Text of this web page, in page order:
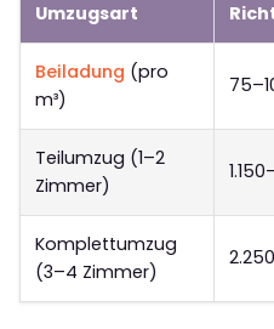
Umzugsart
Beiladung (pro
m³)
Teilumzug (1–2
Zimmer)
Komplettumzug
(3–4 Zimmer)